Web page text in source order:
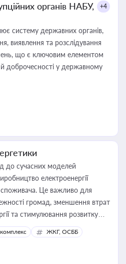
органів НАБУ,
+4
систему державних органів,
виявлення та розслідування
що є ключовим елементом
й доброчесності у державному
до сучасних моделей
електроенергії
Це важливо для
громад, зменшення втрат
та стимулювання розвитку
ЖКГ, ОСББ